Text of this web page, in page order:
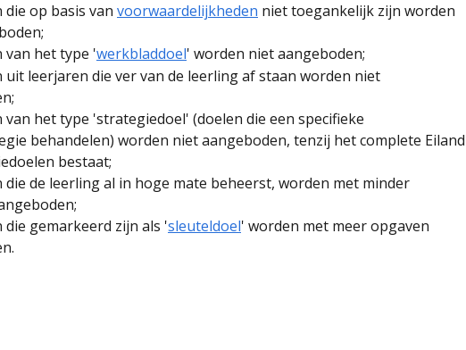
die op basis van voorwaardelijkheden niet toegankelijk zijn worden
van het type 'werkbladdoel' worden niet aangeboden;
uit leerjaren die ver van de leerling af staan worden niet
van het type 'strategiedoel' (doelen die een specifieke
behandelen) worden niet aangeboden, tenzij het complete Eiland
bestaat;
die de leerling al in hoge mate beheerst, worden met minder
die gemarkeerd zijn als 'sleuteldoel' worden met meer opgaven